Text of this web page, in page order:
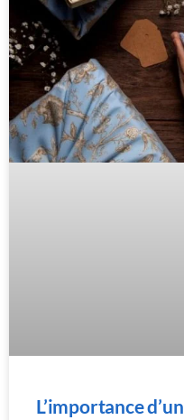
L’importance